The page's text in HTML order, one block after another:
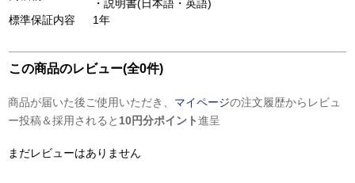
・説明書(日本語・英語)
標準保証内容
1年
この商品のレビュー(全0件)
商品が届いた後ご使用いただき、 マイページの注文履歴からレビュ
ー投稿＆採用されると 10円分ポイント進呈
まだレビューはありません